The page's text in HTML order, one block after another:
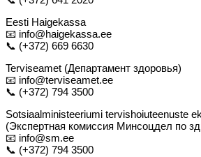
Eesti Haigekassa
📧 info@haigekassa.ee
📞 (+372) 669 6630
Terviseamet (Департамент здоровья)
📧 info@terviseamet.ee
📞 (+372) 794 3500
Sotsiaalministeeriumi tervishoiuteenuste
(Экспертная комиссия Минсоцдел по
📧 info@sm.ee
📞 (+372) 794 3500